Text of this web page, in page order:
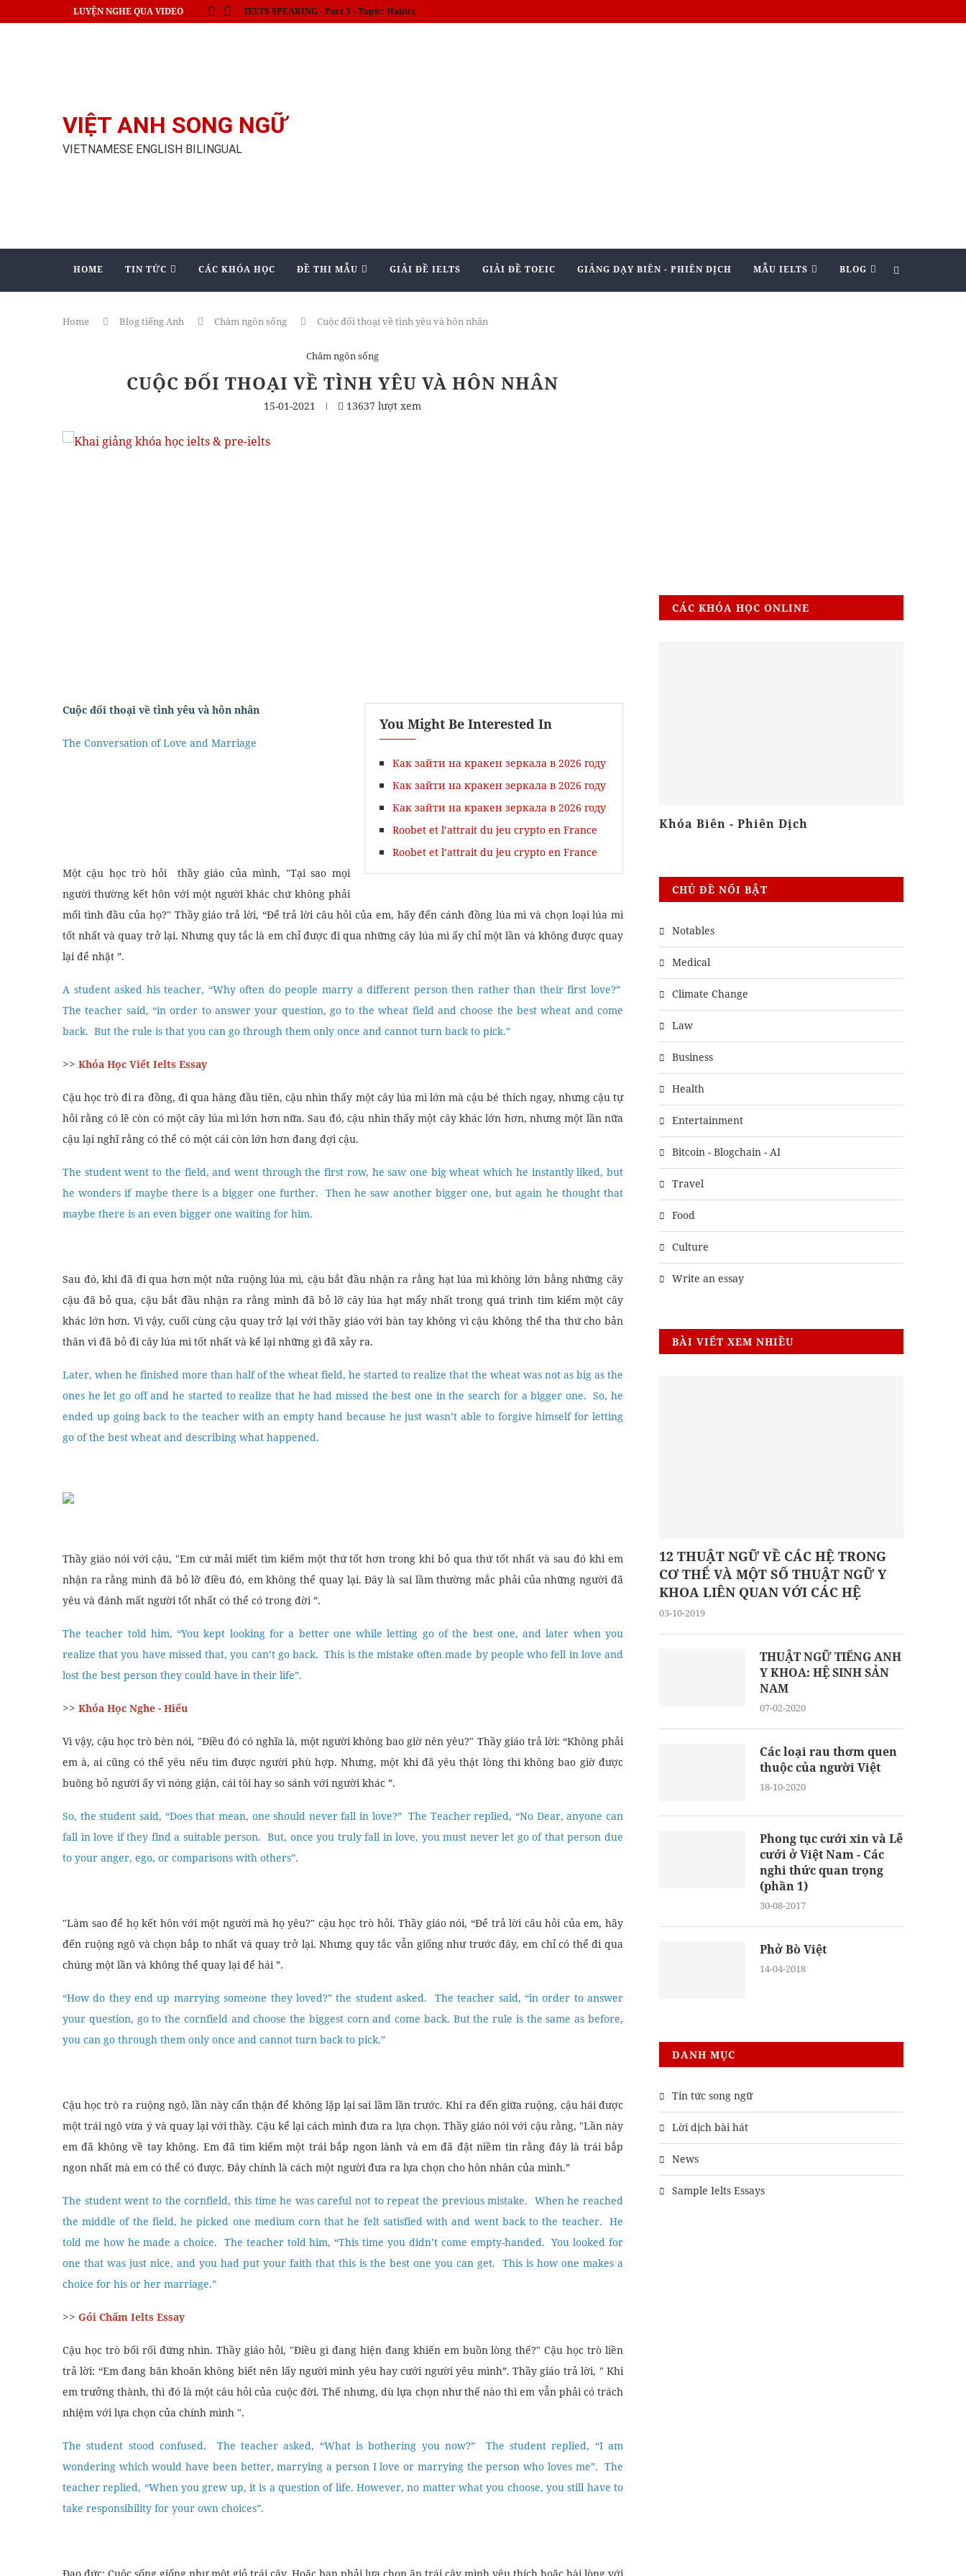
LUYỆN NGHE QUA VIDEO Thủ tướng Nhật cam kết giảm bớt lạm phát
VIỆT ANH SONG NGỮ
VIETNAMESE ENGLISH BILINGUAL
HOME TIN TỨC CÁC KHÓA HỌC ĐỀ THI MẪU GIẢI ĐỀ IELTS GIẢI ĐỀ TOEIC GIẢNG DẠY BIÊN - PHIÊN DỊCH MẪU IELTS BLOG
Home Blog tiếng Anh Châm ngôn sống Cuộc đối thoại về tình yêu và hôn nhân
Châm ngôn sống
CUỘC ĐỐI THOẠI VỀ TÌNH YÊU VÀ HÔN NHÂN
15-01-2021 13637 lượt xem
You Might Be Interested In
Как зайти на кракен зеркала в 2026 году
Как зайти на кракен зеркала в 2026 году
Как зайти на кракен зеркала в 2026 году
Roobet et l’attrait du jeu crypto en France
Roobet et l’attrait du jeu crypto en France
Cuộc đối thoại về tình yêu và hôn nhân
The Conversation of Love and Marriage
Một cậu học trò hỏi thầy giáo của mình, "Tại sao mọi
người thường kết hôn với một người khác chứ không phải
mối tình đầu của họ?" Thầy giáo trả lời, “Để trả lời câu hỏi của em, hãy đến cánh đồng lúa mì và chọn loại lúa mì
tốt nhất và quay trở lại. Nhưng quy tắc là em chỉ được đi qua những cây lúa mì ấy chỉ một lần và không được quay
lại để nhặt ”.
A student asked his teacher, “Why often do people marry a different person then rather than their first love?”
The teacher said, “in order to answer your question, go to the wheat field and choose the best wheat and come
back. But the rule is that you can go through them only once and cannot turn back to pick.”
>> Khóa Học Viết Ielts Essay
Cậu học trò đi ra đồng, đi qua hàng đầu tiên, cậu nhìn thấy một cây lúa mì lớn mà cậu bé thích ngay, nhưng cậu tự
hỏi rằng có lẽ còn có một cây lúa mì lớn hơn nữa. Sau đó, cậu nhìn thấy một cây khác lớn hơn, nhưng một lần nữa
cậu lại nghĩ rằng có thể có một cái còn lớn hơn đang đợi cậu.
The student went to the field, and went through the first row, he saw one big wheat which he instantly liked, but
he wonders if maybe there is a bigger one further. Then he saw another bigger one, but again he thought that
maybe there is an even bigger one waiting for him.
Sau đó, khi đã đi qua hơn một nửa ruộng lúa mì, cậu bắt đầu nhận ra rằng hạt lúa mì không lớn bằng những cây
cậu đã bỏ qua, cậu bắt đầu nhận ra rằng mình đã bỏ lỡ cây lúa hạt mẩy nhất trong quá trình tìm kiếm một cây
khác lớn hơn. Vì vậy, cuối cùng cậu quay trở lại với thầy giáo với bàn tay không vì cậu không thể tha thứ cho bản
thân vì đã bỏ đi cây lúa mì tốt nhất và kể lại những gì đã xảy ra.
Later, when he finished more than half of the wheat field, he started to realize that the wheat was not as big as the
ones he let go off and he started to realize that he had missed the best one in the search for a bigger one. So, he
ended up going back to the teacher with an empty hand because he just wasn’t able to forgive himself for letting
go of the best wheat and describing what happened.
Thầy giáo nói với cậu, "Em cứ mải miết tìm kiếm một thứ tốt hơn trong khi bỏ qua thứ tốt nhất và sau đó khi em
nhận ra rằng mình đã bỏ lỡ điều đó, em không thể quay lại. Đây là sai lầm thường mắc phải của những người đã
yêu và đánh mất người tốt nhất có thể có trong đời ”.
The teacher told him, “You kept looking for a better one while letting go of the best one, and later when you
realize that you have missed that, you can’t go back. This is the mistake often made by people who fell in love and
lost the best person they could have in their life”.
>> Khóa Học Nghe - Hiểu
Vì vậy, cậu học trò bèn nói, "Điều đó có nghĩa là, một người không bao giờ nên yêu?" Thầy giáo trả lời: “Không phải
em à, ai cũng có thể yêu nếu tìm được người phù hợp. Nhưng, một khi đã yêu thật lòng thì không bao giờ được
buông bỏ người ấy vì nóng giận, cái tôi hay so sánh với người khác ”.
So, the student said, “Does that mean, one should never fall in love?” The Teacher replied, “No Dear, anyone can
fall in love if they find a suitable person. But, once you truly fall in love, you must never let go of that person due
to your anger, ego, or comparisons with others”.
"Làm sao để họ kết hôn với một người mà họ yêu?" cậu học trò hỏi. Thầy giáo nói, “Để trả lời câu hỏi của em, hãy
đến ruộng ngô và chọn bắp to nhất và quay trở lại. Nhưng quy tắc vẫn giống như trước đây, em chỉ có thể đi qua
chúng một lần và không thể quay lại để hái ”.
“How do they end up marrying someone they loved?” the student asked. The teacher said, “in order to answer
your question, go to the cornfield and choose the biggest corn and come back. But the rule is the same as before,
you can go through them only once and cannot turn back to pick.”
Cậu học trò ra ruộng ngô, lần này cẩn thận để không lặp lại sai lầm lần trước. Khi ra đến giữa ruộng, cậu hái được
một trái ngô vừa ý và quay lại với thầy. Cậu kể lại cách mình đưa ra lựa chọn. Thầy giáo nói với cậu rằng, "Lần này
em đã không về tay không. Em đã tìm kiếm một trái bắp ngon lành và em đã đặt niềm tin rằng đây là trái bắp
ngon nhất mà em có thể có được. Đây chính là cách một người đưa ra lựa chọn cho hôn nhân của mình.”
The student went to the cornfield, this time he was careful not to repeat the previous mistake. When he reached
the middle of the field, he picked one medium corn that he felt satisfied with and went back to the teacher. He
told me how he made a choice. The teacher told him, “This time you didn’t come empty-handed. You looked for
one that was just nice, and you had put your faith that this is the best one you can get. This is how one makes a
choice for his or her marriage.”
>> Gói Chấm Ielts Essay
Cậu học trò bối rối đứng nhìn. Thầy giáo hỏi, "Điều gì đang hiện đang khiến em buồn lòng thế?" Cậu học trò liền
trả lời: “Em đang băn khoăn không biết nên lấy người mình yêu hay cưới người yêu mình”. Thầy giáo trả lời, " Khi
em trưởng thành, thì đó là một câu hỏi của cuộc đời. Thế nhưng, dù lựa chọn như thế nào thì em vẫn phải có trách
nhiệm với lựa chọn của chính mình ".
The student stood confused. The teacher asked, “What is bothering you now?” The student replied, “I am
wondering which would have been better, marrying a person I love or marrying the person who loves me”. The
teacher replied, “When you grew up, it is a question of life. However, no matter what you choose, you still have to
take responsibility for your own choices”.
CÁC KHÓA HỌC ONLINE
Khóa Biên Dịch Khóa Biên - Phiên Dịch
CHỦ ĐỀ NỔI BẬT
Notables
Medical
Climate Change
Law
Business
Health
Entertainment
Bitcoin - Blogchain - AI
Travel
Food
Culture
Write an essay
BÀI VIẾT XEM NHIỀU
12 THUẬT NGỮ VỀ CÁC HỆ TRONG
CƠ THỂ VÀ MỘT SỐ THUẬT NGỮ Y
KHOA LIÊN QUAN VỚI CÁC HỆ
03-10-2019
THUẬT NGỮ TIẾNG ANH
Y KHOA: HỆ SINH SẢN
NAM
07-02-2020
Các loại rau thơm quen
thuộc của người Việt
18-10-2020
Phong tục cưới xin và Lễ
cưới ở Việt Nam - Các
nghi thức quan trọng
(phần 1)
30-08-2017
Phở Bò Việt
14-04-2018
DANH MỤC
Tin tức song ngữ
Lời dịch bài hát
News
Sample Ielts Essays